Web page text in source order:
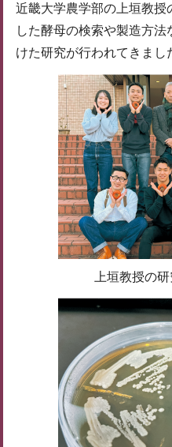
近畿大学農学部の上垣教授
した酵母の検索や製造方
けた研究が行われてきまし
上垣教授の